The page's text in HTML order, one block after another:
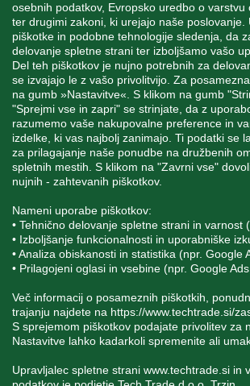
osebnih podatkov, Evropsko uredbo o varstvu
ter drugimi zakoni, ki urejajo naše poslovanje.
piškotke in podobne tehnologije sledenja, da
delovanje spletne strani ter izboljšamo vašo
Del teh piškotkov je nujno potrebnih za
se izvajajo le z vašo privolitvijo. Za
na gumb »Nastavitve«. S klikom na gumb
"Sprejmi vse in zapri" se strinjate, da z
razumemo vaše nakupovalne preference in
izdelke, ki vas najbolj zanimajo. Ti podatki se
za prilagajanje naše ponudbe na družbenih
spletnih mestih. S klikom na "Zavrni vse"
nujnih - zahtevanih piškotkov.
Nameni uporabe piškotkov:
• Tehnično delovanje spletne strani in varnost
• Izboljšanje funkcionalnosti in uporabniške
• Analiza obiskanosti in statistika (npr. Google
• Prilagojeni oglasi in vsebine (npr. Google
Več informacij o posameznih piškotkih,
trajanju najdete na https://www.techtrade.si/
S sprejemom piškotkov podajate privolitev za
Nastavitve lahko kadarkoli spremenite ali
Upravljalec spletne strani www.techtrade.si in
MOJ RAČUN
STORITEV ZA
SPREMLJAJTE NAS
+386 1 562 21 11
pravilne in verodostojne podatke. V
spletni strani zasledite napačne